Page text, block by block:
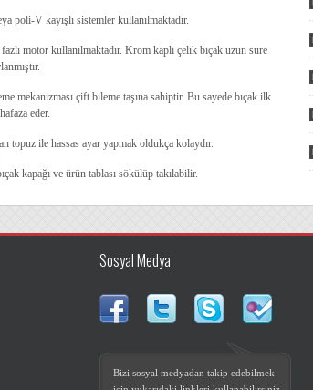
poli-V kayışlı sistemler kullanılmaktadır.
motor kullanılmaktadır. Krom kaplı çelik bıçak uzun süre
mekanizması çift bileme taşına sahiptir. Bu sayede bıçak ilk
eder.
topuz ile hassas ayar yapmak oldukça kolaydır.
kapağı ve ürün tablası sökülüp takılabilir.
Sosyal Medya
Bizi sosyal medyadan takip edebilmek